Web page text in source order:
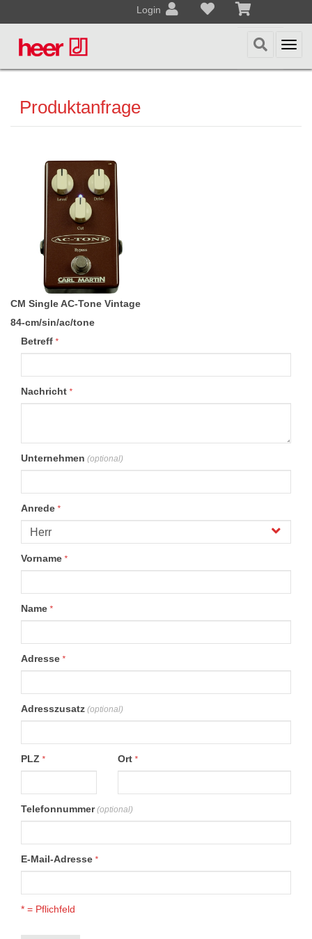
Login
Produktanfrage
CM Single AC-Tone Vintage
84-cm/sin/ac/tone
Betreff *
Nachricht *
Unternehmen (optional)
Anrede *
Vorname *
Name *
Adresse *
Adresszusatz (optional)
PLZ * Ort *
Telefonnummer (optional)
E-Mail-Adresse *
* = Pflichfeld